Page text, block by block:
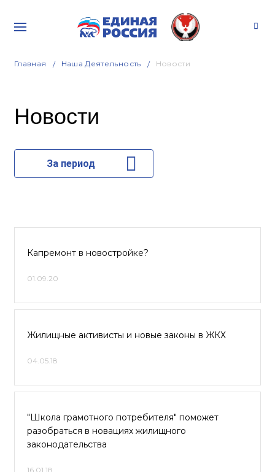
Главная Наша Деятельность Новости
Новости
За период
Капремонт в новостройке?
01.09.20
Жилищные активисты и новые законы в ЖКХ
04.05.18
"Школа грамотного потребителя" поможет
разобраться в новациях жилищного
законодательства
16.01.18